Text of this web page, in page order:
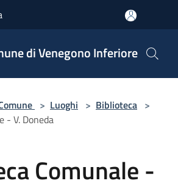
di Venegono Inferiore
> Luoghi > Biblioteca >
- V. Doneda
Comunale -